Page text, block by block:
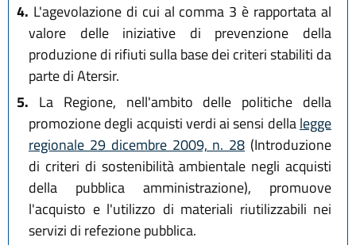
4. L'agevolazione di cui al comma 3 è rapportata al
valore delle iniziative di prevenzione della
produzione di rifiuti sulla base dei criteri stabiliti da
parte di Atersir.
5. La Regione, nell'ambito delle politiche della
promozione degli acquisti verdi ai sensi dellalegge
regionale 29 dicembre 2009, n. 28 (Introduzione
di criteri di sostenibilità ambientale negli acquisti
della pubblica amministrazione), promuove
l'acquisto e l'utilizzo di materiali riutilizzabili nei
servizi di refezione pubblica.